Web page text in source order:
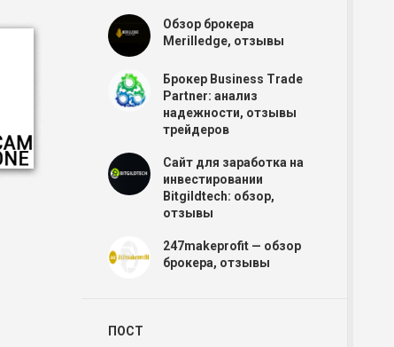
Обзор брокера
Merilledge, отзывы
Брокер Business Trade
Partner: анализ
надежности, отзывы
трейдеров
Сайт для заработка на
инвестировании
Bitgildtech: обзор,
отзывы
247makeprofit — обзор
брокера, отзывы
ПОСТ